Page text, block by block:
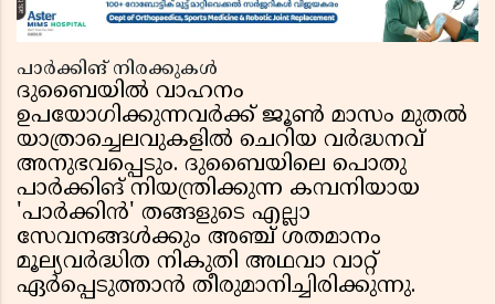
പാർക്കിങ് നിരക്കുകൾ
ദുബൈയിൽ വാഹനം
ഉപയോഗിക്കുന്നവർക്ക് ജൂൺ മാസം മുതൽ
യാത്രാച്ചെലവുകളിൽ ചെറിയ വർദ്ധനവ്
അനുഭവപ്പെടും. ദുബൈയിലെ പൊതു
പാർക്കിങ് നിയന്ത്രിക്കുന്ന കമ്പനിയായ
'പാർക്കിൻ' തങ്ങളുടെ എല്ലാ
സേവനങ്ങൾക്കും അഞ്ച് ശതമാനം
മൂല്യവർദ്ധിത നികുതി അഥവാ വാറ്റ്
ഏർപ്പെടുത്താൻ തീരുമാനിച്ചിരിക്കുന്നു.